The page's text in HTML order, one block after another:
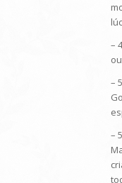
–
–
–